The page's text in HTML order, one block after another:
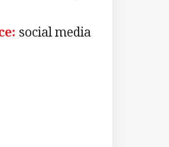
social media